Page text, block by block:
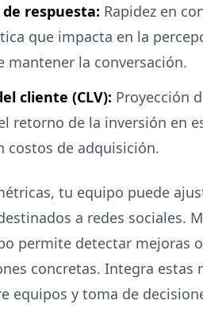
respuesta: Rapidez en
que impacta en la
mantener la conversación.
cliente (CLV): Proyección
retorno de la inversión en
costos de adquisición.
tu equipo puede
a redes sociales.
permite detectar mejoras
concretas. Integra
equipos y toma de